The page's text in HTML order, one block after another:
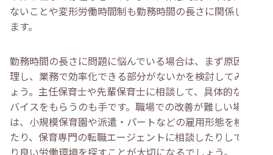
ないことや変形労働時間制も勤務時間の長さに関係してい
ます。
勤務時間の長さに問題に悩んでいる場合は、まず原因を整
理し、業務で効率化できる部分がないかを検討してみまし
ょう。主任保育士や先輩保育士に相談して、具体的なアド
バイスをもらうのも手です。職場での改善が難しい場合
は、小規模保育園や派遣・パートなどの雇用形態を検討し
たり、保育専門の転職エージェントに相談したりして、よ